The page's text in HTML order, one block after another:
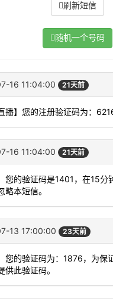
刷新短信
随机一个号码
16 11:04:00 21天前
播】您的注册验证码为：
16 11:04:00 21天前
您的验证码是1401，在15分
略本短信。
13 17:00:00 23天前
您的验证码为：1876，为保
供此验证码。